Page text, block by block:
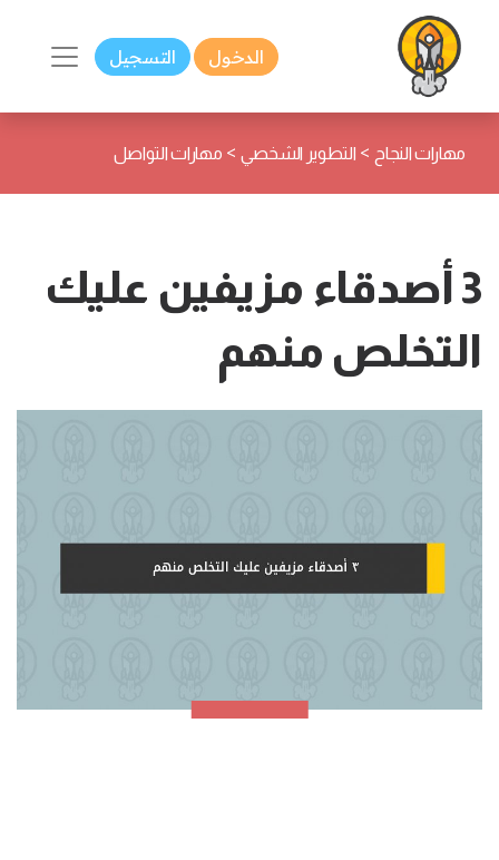
الدخول التسجيل
مهارات النجاح > التطوير الشخصي > مهارات التواصل
3 أصدقاء مزيفين عليك
التخلص منهم